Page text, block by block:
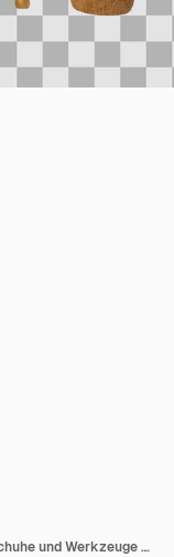
Gartenarbeit Leuchtende Gartenhandschuhe und Werkzeuge neben blühenden gelben Blumen, die zur Pflanzung bereit sind, isoliert auf weißem PNG